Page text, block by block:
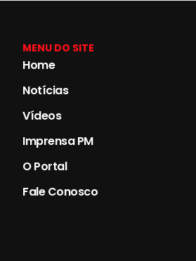
MENU DO SITE
Home
Notícias
Vídeos
Imprensa PM
O Portal
Fale Conosco